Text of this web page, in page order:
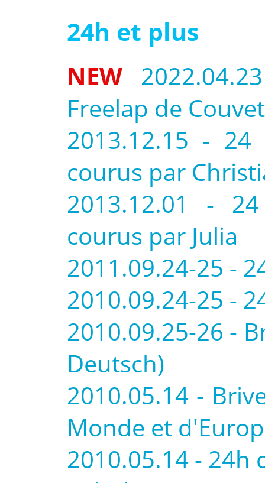
24h et plus
NEW
Freelap de
2013.12.15 - 24
courus par
2013.12.01 -
courus par Julia
2011.09.24-25 -
2010.09.24-25 -
2010.09.25-26 -
Deutsch)
2010.05.14 -
Monde et
2010.05.14 - 24h